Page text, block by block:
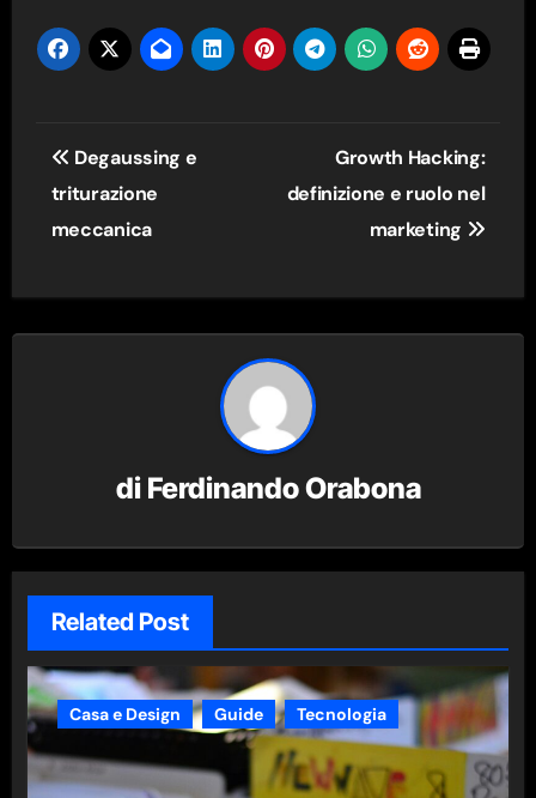
Navigazione
articoli
Degaussing e
triturazione
meccanica
Growth Hacking:
definizione e ruolo nel
marketing
di Ferdinando Orabona
Related Post
Casa e Design Guide Tecnologia